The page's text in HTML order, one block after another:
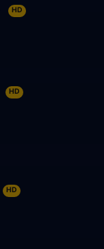
HD
HD
HD